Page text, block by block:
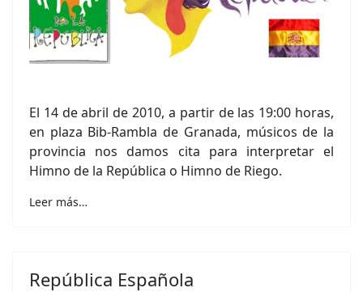
El 14 de abril de 2010, a partir de las 19:00 horas,
en plaza Bib-Rambla de Granada, músicos de la
provincia nos damos cita para interpretar el
Himno de la República o Himno de Riego.
Leer más…
República Española